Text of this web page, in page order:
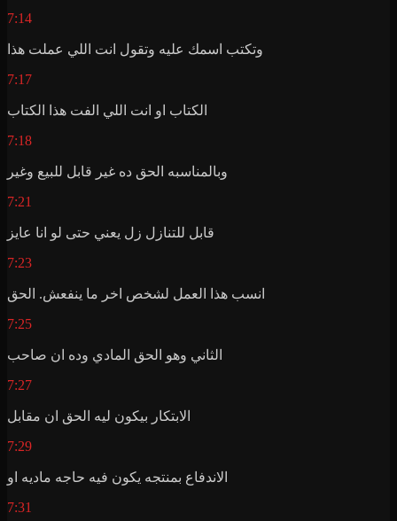
7:14
وتكتب اسمك عليه وتقول انت اللي عملت هذا
7:17
الكتاب او انت اللي الفت هذا الكتاب
7:18
وبالمناسبه الحق ده غير قابل للبيع وغير
7:21
قابل للتنازل زل يعني حتى لو انا عايز
7:23
انسب هذا العمل لشخص اخر ما ينفعش. الحق
7:25
الثاني وهو الحق المادي وده ان صاحب
7:27
الابتكار بيكون ليه الحق ان مقابل
7:29
الاندفاع بمنتجه يكون فيه حاجه ماديه او
7:31